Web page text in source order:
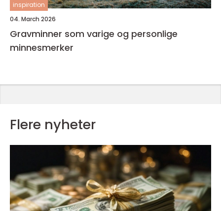
inspiration
04. March 2026
Gravminner som varige og personlige
minnesmerker
Flere nyheter